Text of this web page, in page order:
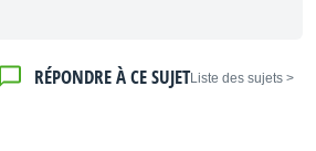
< Liste des sujets
RÉPONDRE À CE SUJET